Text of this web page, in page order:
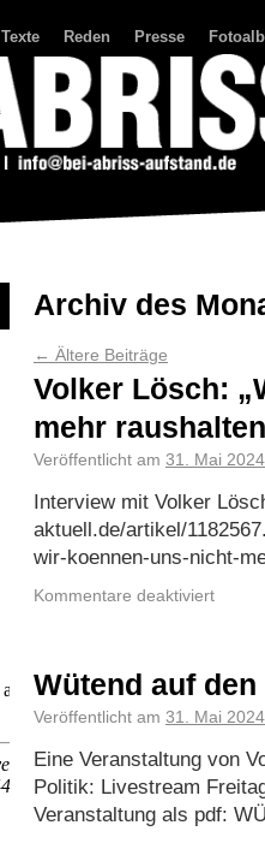
Texte Reden Presse
Archiv des
← Ältere Beiträge
Volker Lösch:
mehr
Veröffentlicht am 31. Mai 2024
Interview mit Volker
aktuell.de/artikel/
wir-koennen-uns-nicht-
Kommentare deaktiviert
Wütend auf
Veröffentlicht am 31. Mai 2024
Eine Veranstaltung von
Politik: Livestream
Veranstaltung als pdf: